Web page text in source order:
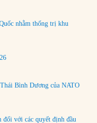
nhằm thống trị khu
Bình Dương của NATO
đối với các quyết định đầu